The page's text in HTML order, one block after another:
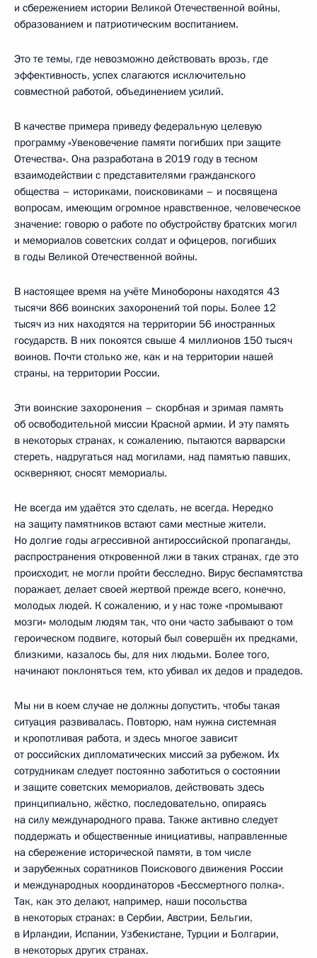
и сбережением истории Великой Отечественной войны,
образованием и патриотическим воспитанием.
Это те темы, где невозможно действовать врозь, где
эффективность, успех слагаются исключительно
совместной работой, объединением усилий.
В качестве примера приведу федеральную целевую
программу «Увековечение памяти погибших при защите
Отечества». Она разработана в 2019 году в тесном
взаимодействии с представителями гражданского
общества – историками, поисковиками – и посвящена
вопросам, имеющим огромное нравственное, человеческое
значение: говорю о работе по обустройству братских могил
и мемориалов советских солдат и офицеров, погибших
в годы Великой Отечественной войны.
В настоящее время на учёте Минобороны находятся 43
тысячи 866 воинских захоронений той поры. Более 12
тысяч из них находятся на территории 56 иностранных
государств. В них покоятся свыше 4 миллионов 150 тысяч
воинов. Почти столько же, как и на территории нашей
страны, на территории России.
Эти воинские захоронения – скорбная и зримая память
об освободительной миссии Красной армии. И эту память
в некоторых странах, к сожалению, пытаются варварски
стереть, надругаться над могилами, над памятью павших,
оскверняют, сносят мемориалы.
Не всегда им удаётся это сделать, не всегда. Нередко
на защиту памятников встают сами местные жители.
Но долгие годы агрессивной антироссийской пропаганды,
распространения откровенной лжи в таких странах, где это
происходит, не могли пройти бесследно. Вирус беспамятства
поражает, делает своей жертвой прежде всего, конечно,
молодых людей. К сожалению, и у нас тоже «промывают
мозги» молодым людям так, что они часто забывают о том
героическом подвиге, который был совершён их предками,
близкими, казалось бы, для них людьми. Более того,
начинают поклоняться тем, кто убивал их дедов и прадедов.
Мы ни в коем случае не должны допустить, чтобы такая
ситуация развивалась. Повторю, нам нужна системная
и кропотливая работа, и здесь многое зависит
от российских дипломатических миссий за рубежом. Их
сотрудникам следует постоянно заботиться о состоянии
и защите советских мемориалов, действовать здесь
принципиально, жёстко, последовательно, опираясь
на силу международного права. Также активно следует
поддержать и общественные инициативы, направленные
на сбережение исторической памяти, в том числе
и зарубежных соратников Поискового движения России
и международных координаторов «Бессмертного полка».
Так, как это делают, например, наши посольства
в некоторых странах: в Сербии, Австрии, Бельгии,
в Ирландии, Испании, Узбекистане, Турции и Болгарии,
в некоторых других странах.